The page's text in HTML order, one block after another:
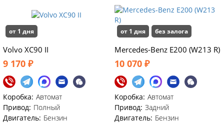
от 1 дня
Volvo XC90 II
9 170 ₽
Коробка: Автомат
Привод: Полный
Двигатель: Бензин
от 1 дня без залога
Mercedes-Benz E200 (W213 R)
10 070 ₽
Коробка: Автомат
Привод: Задний
Двигатель: Бензин